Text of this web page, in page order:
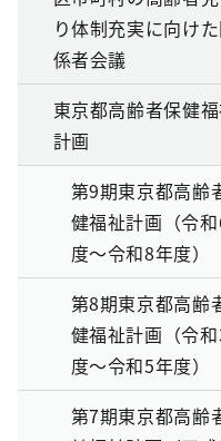
り体制充実に向け
係者会議
東京都高齢者保健
計画
第9期東京都高齢
健福祉計画（令
度～令和8年度）
第8期東京都高齢
健福祉計画（令
度～令和5年度）
第7期東京都高齢